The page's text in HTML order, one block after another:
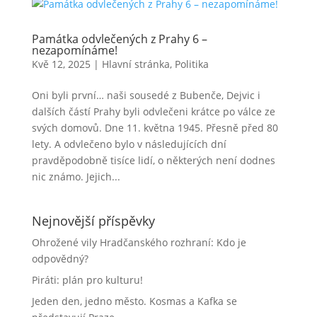
Památka odvlečených z Prahy 6 –
nezapomínáme!
Kvě 12, 2025 | Hlavní stránka, Politika
Oni byli první… naši sousedé z Bubenče, Dejvic i
dalších částí Prahy byli odvlečeni krátce po válce ze
svých domovů. Dne 11. května 1945. Přesně před 80
lety. A odvlečeno bylo v následujících dní
pravděpodobně tisíce lidí, o některých není dodnes
nic známo. Jejich...
Nejnovější příspěvky
Ohrožené vily Hradčanského rozhraní: Kdo je
odpovědný?
Piráti: plán pro kulturu!
Jeden den, jedno město. Kosmas a Kafka se